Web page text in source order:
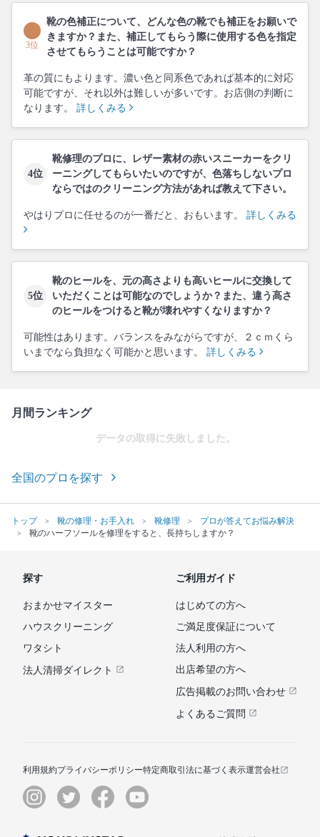
3位
靴の色補正について、どんな色の靴でも補正をお願いで
きますか？また、補正してもらう際に使用する色を指定
させてもらうことは可能ですか？
革の質にもよります。濃い色と同系色であれば基本的に対応
可能ですが、それ以外は難しいが多いです。お店側の判断に
なります。 詳しくみる
4位
靴修理のプロに、レザー素材の赤いスニーカーをクリ
ーニングしてもらいたいのですが、色落ちしないプロ
ならではのクリーニング方法があれば教えて下さい。
やはりプロに任せるのが一番だと、おもいます。 詳しくみる
5位
靴のヒールを、元の高さよりも高いヒールに交換して
いただくことは可能なのでしょうか？また、違う高さ
のヒールをつけると靴が壊れやすくなりますか？
可能性はあります。バランスをみながらですが、２ｃｍくら
いまでなら負担なく可能かと思います。 詳しくみる
月間ランキング
データの取得に失敗しました。
全国のプロを探す
トップ 靴の修理・お手入れ 靴修理
プロが答えてお悩み解決
靴のハーフソールを修理をすると、長持ちしますか？
探す
おまかせマイスター
ハウスクリーニング
ワタシト
法人清掃ダイレクト
ご利用ガイド
はじめての方へ
ご満足度保証について
法人利用の方へ
出店希望の方へ
広告掲載のお問い合わせ
よくあるご質問
利用規約プライバシーポリシー特定商取引法に基づく表示運営会社